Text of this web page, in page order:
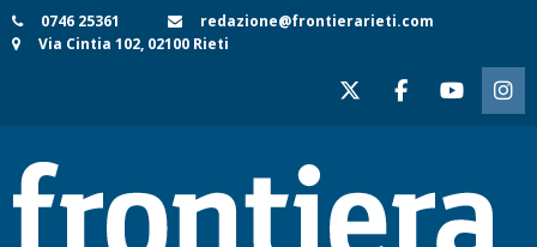
Skip
to
0746 25361
redazione@frontierarieti.com
Via Cintia 102, 02100 Rieti